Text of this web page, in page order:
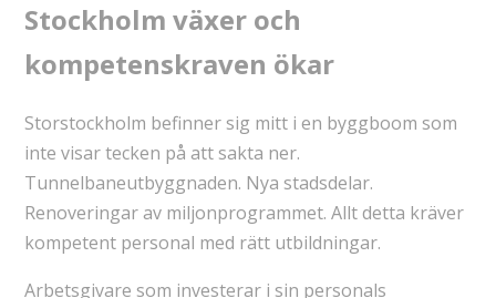
Stockholm växer och
kompetenskraven ökar
Storstockholm befinner sig mitt i en byggboom som
inte visar tecken på att sakta ner.
Tunnelbaneutbyggnaden. Nya stadsdelar.
Renoveringar av miljonprogrammet. Allt detta kräver
kompetent personal med rätt utbildningar.
Arbetsgivare som investerar i sin personals